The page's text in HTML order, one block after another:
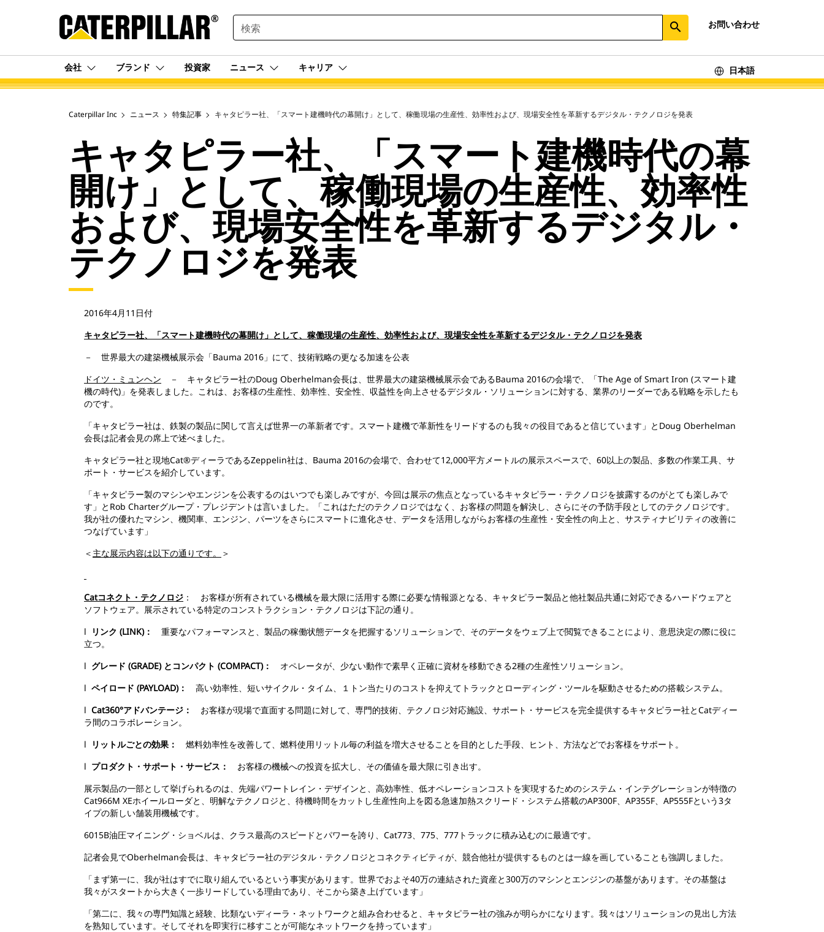
SEARCH search お問い合わせ
会社 ブランド 投資家 ニュース キャリア 日本語
Caterpillar Inc ニュース 特集記事 キャタピラー社、「スマート建機時代の幕開け」として、稼働現場の生産性、効率性および、現場安全性を革新するデジタル・テクノロジを発表
キャタピラー社、「スマート建機時代の幕
開け」として、稼働現場の生産性、効率性
および、現場安全性を革新するデジタル・
テクノロジを発表
2016年4月11日付
キャタピラー社、「スマート建機時代の幕開け」として、稼働現場の生産性、効率性および、現場安全性を革新するデジタル・テクノロジを発表
－ 世界最大の建築機械展示会「Bauma 2016」にて、技術戦略の更なる加速を公表
ドイツ・ミュンヘン － キャタピラー社のDoug Oberhelman会長は、世界最大の建築機械展示会であるBauma 2016の会場で、「The Age of Smart Iron (スマート建
機の時代)」を発表しました。これは、お客様の生産性、効率性、安全性、収益性を向上させるデジタル・ソリューションに対する、業界のリーダーである戦略を示したも
のです。
「キャタピラー社は、鉄製の製品に関して言えば世界一の革新者です。スマート建機で革新性をリードするのも我々の役目であると信じています」とDoug Oberhelman
会長は記者会見の席上で述べました。
キャタピラー社と現地Cat®ディーラであるZeppelin社は、Bauma 2016の会場で、合わせて12,000平方メートルの展示スペースで、60以上の製品、多数の作業工具、サ
ポート・サービスを紹介しています。
「キャタピラー製のマシンやエンジンを公表するのはいつでも楽しみですが、今回は展示の焦点となっているキャタピラー・テクノロジを披露するのがとても楽しみで
す」とRob Charterグループ・プレジデントは言いました。「これはただのテクノロジではなく、お客様の問題を解決し、さらにその予防手段としてのテクノロジです。
我が社の優れたマシン、機関車、エンジン、パーツをさらにスマートに進化させ、データを活用しながらお客様の生産性・安全性の向上と、サスティナビリティの改善に
つなげています」
＜ 主な展示内容は以下の通りです。 ＞
Catコネクト・テクノロジ ： お客様が所有されている機械を最大限に活用する際に必要な情報源となる、キャタピラー製品と他社製品共通に対応できるハードウェアと
ソフトウェア。展示されている特定のコンストラクション・テクノロジは下記の通り。
l
リンク (LINK)：
重要なパフォーマンスと、製品の稼働状態データを把握するソリューションで、そのデータをウェブ上で閲覧できることにより、意思決定の際に役に
立つ。
l グレード (GRADE) とコンパクト (COMPACT)：
オペレータが、少ない動作で素早く正確に資材を移動できる2種の生産性ソリューション。
l ペイロード (PAYLOAD)：
高い効率性、短いサイクル・タイム、１トン当たりのコストを抑えてトラックとローディング・ツールを駆動させるための搭載システム。
l Cat360°アドバンテージ：
お客様が現場で直面する問題に対して、専門的技術、テクノロジ対応施設、サポート・サービスを完全提供するキャタピラー社とCatディー
ラ間のコラボレーション。
l
リットルごとの効果：
燃料効率性を改善して、燃料使用リットル毎の利益を増大させることを目的とした手段、ヒント、方法などでお客様をサポート。
l プロダクト・サポート・サービス：
お客様の機械への投資を拡大し、その価値を最大限に引き出す。
展示製品の一部として挙げられるのは、先端パワートレイン・デザインと、高効率性、低オペレーションコストを実現するためのシステム・インテグレーションが特徴の
Cat966M XEホイールローダと、明解なテクノロジと、待機時間をカットし生産性向上を図る急速加熱スクリード・システム搭載のAP300F、AP355F、AP555Fという3タ
イプの新しい舗装用機械です。
6015B油圧マイニング・ショベルは、クラス最高のスピードとパワーを誇り、Cat773、775、777トラックに積み込むのに最適です。
記者会見でOberhelman会長は、キャタピラー社のデジタル・テクノロジとコネクティビティが、競合他社が提供するものとは一線を画していることも強調しました。
「まず第一に、我が社はすでに取り組んでいるという事実があります。世界でおよそ40万の連結された資産と300万のマシンとエンジンの基盤があります。その基盤は
我々がスタートから大きく一歩リードしている理由であり、そこから築き上げています」
「第二に、我々の専門知識と経験、比類ないディーラ・ネットワークと組み合わせると、キャタピラー社の強みが明らかになります。我々はソリューションの見出し方法
を熟知しています。そしてそれを即実行に移すことが可能なネットワークを持っています」